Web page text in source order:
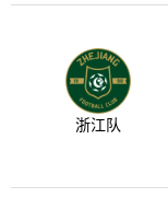
浙江队